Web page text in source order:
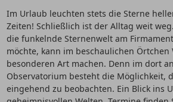
Im Urlaub leuchten stets die Sterne
Zeiten! Schließlich ist der Alltag weit
die funkelnde Sternenwelt am
möchte, kann im beschaulichen Örtchen
besonderen Art machen. Denn im dort
Observatorium besteht die Möglichkeit,
eingehend zu beobachten. Ein Blick ins